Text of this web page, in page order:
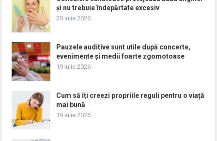
și nu trebuie îndepărtate excesiv
20 iulie 2026
Pauzele auditive sunt utile după concerte,
evenimente și medii foarte zgomotoase
19 iulie 2026
Cum să îți creezi propriile reguli pentru o viață
mai bună
19 iulie 2026